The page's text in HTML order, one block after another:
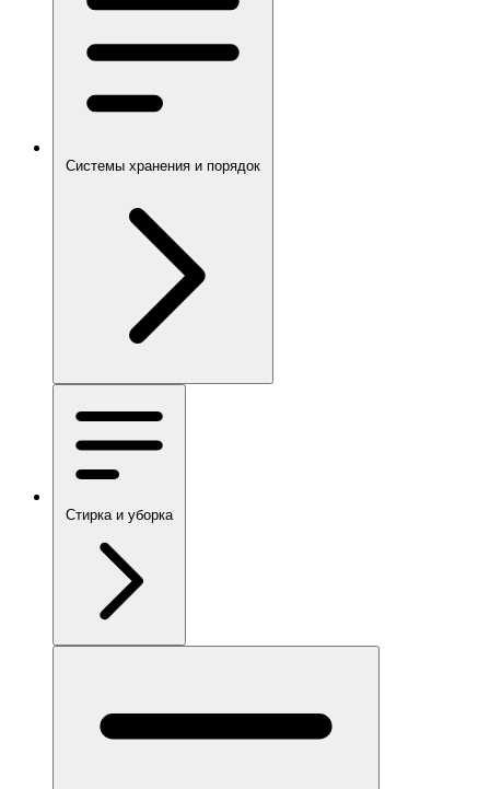
Системы хранения и порядок
Стирка и уборка